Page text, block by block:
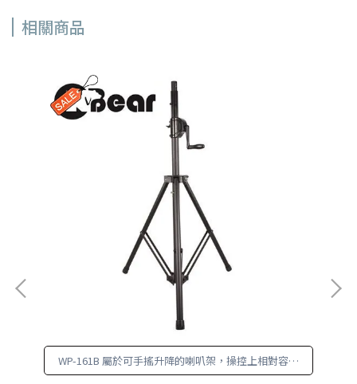
相關商品
WP-161B 屬於可手搖升降的喇叭架，操控上相對容易
也更加輕鬆。